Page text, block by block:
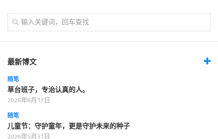
最新博文
随笔
草台班子，专治认真的人。
2026年6月17日
随笔
儿童节：守护童年，更是守护未来的种子
2026年5月31日